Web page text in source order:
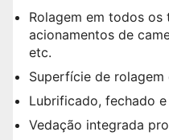
Rolagem em todos
acionamentos de
etc.
Superfície de
Lubrificado, fechado
Vedação integrada